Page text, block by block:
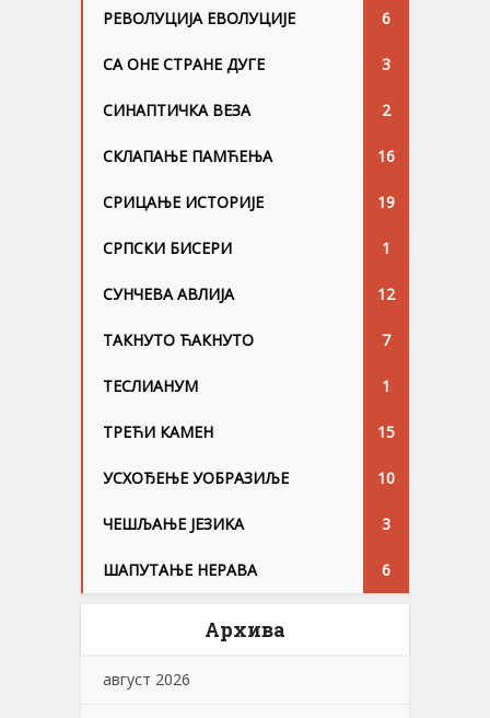
РЕВОЛУЦИЈА ЕВОЛУЦИЈЕ 6
СА ОНЕ СТРАНЕ ДУГЕ 3
СИНАПТИЧКА ВЕЗА 2
СКЛАПАЊЕ ПАМЋЕЊА 16
СРИЦАЊЕ ИСТОРИЈЕ 19
СРПСКИ БИСЕРИ 1
СУНЧЕВА АВЛИЈА 12
ТАКНУТО ЋАКНУТО 7
ТЕСЛИАНУМ 1
ТРЕЋИ КАМЕН 15
УСХОЂЕЊЕ УОБРАЗИЉЕ 10
ЧЕШЉАЊЕ ЈЕЗИKА 3
ШАПУТАЊЕ НЕРАВА 6
Архива
август 2026